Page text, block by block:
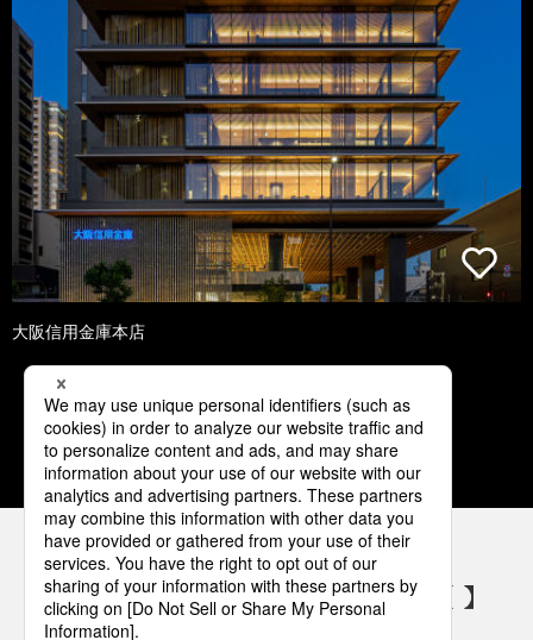
大阪信用金庫本店
1 2 3 4 5
パナソニックの電気設備 SNSアカウント